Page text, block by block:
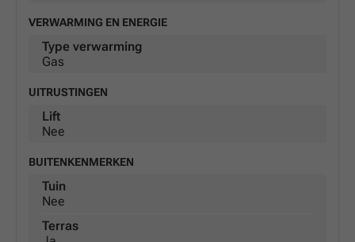
VERWARMING EN ENERGIE
Type verwarming
Gas
UITRUSTINGEN
Lift
Nee
BUITENKENMERKEN
Tuin
Nee
Terras